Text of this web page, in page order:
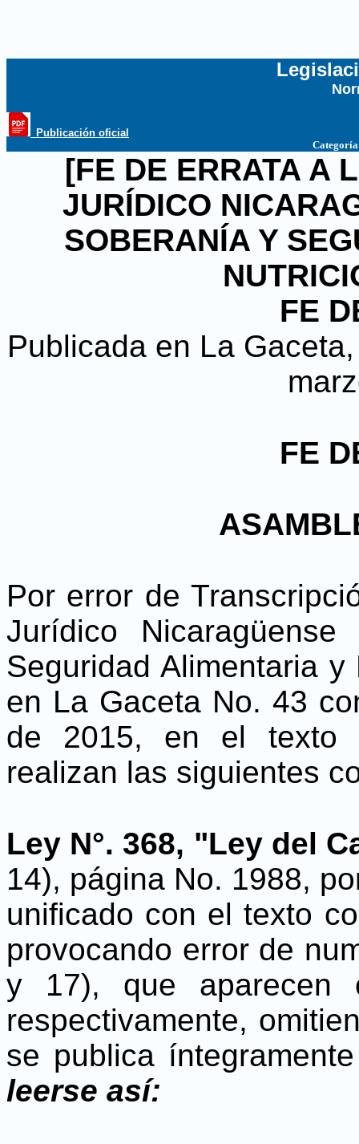
_Publicación oficial
[FE DE ERRATA A
JURÍDICO
SOBERANÍA Y
FE
Publicada en La
FE
Por error de
Jurídico
Seguridad Alimentaria
en La Gaceta No. 43
de 2015, en el texto
realizan las siguientes
Ley N°. 368, "Ley del
14), página No. 1988,
unificado con el texto
provocando error de
y 17), que aparecen
respectivamente,
se publica
leerse así: